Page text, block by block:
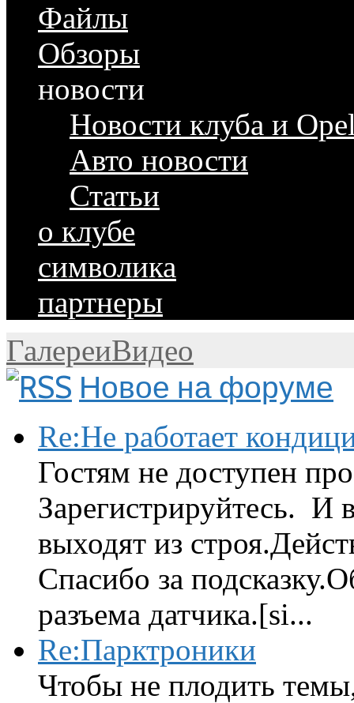
Файлы
Обзоры
новости
Новости клуба и
Авто новости
Статьи
о клубе
символика
партнеры
ГалереиВидео
Новое на форуме
Re:Не работает
Гостям не доступен
Зарегистрируйтесь. И
выходят из
Спасибо за
разъема датчика.[si...
Re:Парктроники
Чтобы не плодить